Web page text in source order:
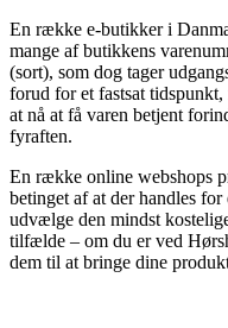
En række e-butikker i
mange af butikkens
(sort), som dog tager
forud for et fastsat
at nå at få varen betjent
fyraften.
En række online webshops
betinget af at der handles
udvælge den mindst
tilfælde – om du er ved
dem til at bringe dine